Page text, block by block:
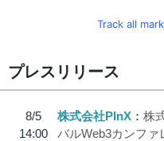
Track all
プレスリリース
8/5
14:00
株式会社PlnX
株
バルWeb3カンファ